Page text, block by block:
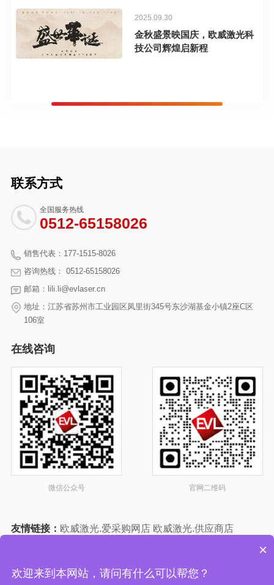
2025.09.30
金秋盛景映国庆，欧威激光科
技公司辉煌启新程
联系方式
全国服务热线
0512-65158026
销售代表：177-1515-8026
咨询热线： 0512-65158026
邮箱：lili.li@evlaser.cn
地址：江苏省苏州市工业园区凤里街345号东沙湖基金小镇2座C区
106室
在线咨询
微信公众号 官网二维码
友情链接： 欧威激光.爱采购网店 欧威激光.供应商店
×
欢迎来到本网站，请问有什么可以帮您？